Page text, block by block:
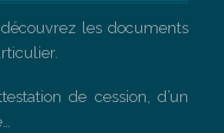
les documents
de cession, d’un